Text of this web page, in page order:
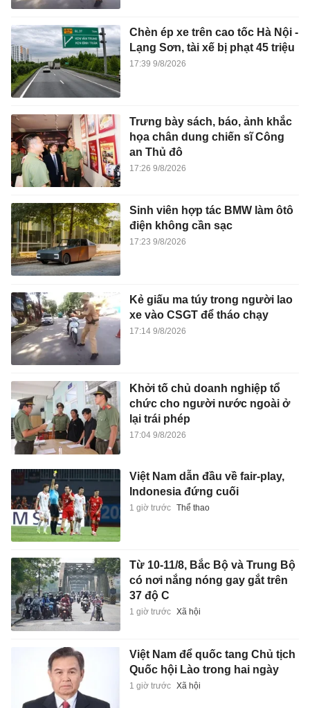
Chèn ép xe trên cao tốc Hà Nội -
Lạng Sơn, tài xế bị phạt 45 triệu
17:39 9/8/2026
Trưng bày sách, báo, ảnh khắc
họa chân dung chiến sĩ Công
an Thủ đô
17:26 9/8/2026
Sinh viên hợp tác BMW làm ôtô
điện không cần sạc
17:23 9/8/2026
Kẻ giấu ma túy trong người lao
xe vào CSGT để tháo chạy
17:14 9/8/2026
Khởi tố chủ doanh nghiệp tổ
chức cho người nước ngoài ở
lại trái phép
17:04 9/8/2026
Việt Nam dẫn đầu về fair-play,
Indonesia đứng cuối
1 giờ trước Thể thao
Từ 10-11/8, Bắc Bộ và Trung Bộ
có nơi nắng nóng gay gắt trên
37 độ C
1 giờ trước Xã hội
Việt Nam để quốc tang Chủ tịch
Quốc hội Lào trong hai ngày
1 giờ trước Xã hội